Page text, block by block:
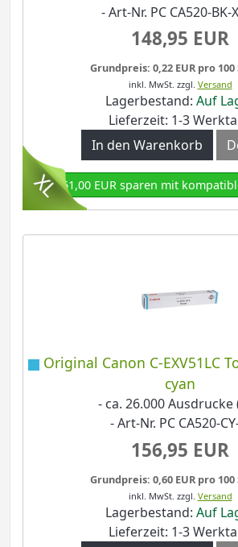
- Art-Nr. PC CA520-BK-
148,95 EUR
Grundpreis: 0,22 EUR pro
inkl. MwSt. zzgl. Versand
Lagerbestand: Auf
Lieferzeit: 1-3
In den Warenkorb
61,00 EUR sparen mit
Original Canon C-EXV51LC
cyan
- ca. 26.000 Ausdrucke
- Art-Nr. PC CA520-
156,95 EUR
Grundpreis: 0,60 EUR pro
inkl. MwSt. zzgl. Versand
Lagerbestand: Auf
Lieferzeit: 1-3